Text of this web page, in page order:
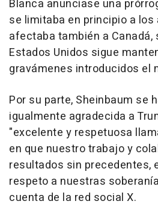
Blanca anunciase una
se limitaba en principio a
afectaba también a Canadá,
Estados Unidos sigue
gravámenes introducidos el
Por su parte, Sheinbaum se
igualmente agradecida a
"excelente y respetuosa
en que nuestro trabajo y
resultados sin precedentes,
respeto a nuestras
cuenta de la red social X.